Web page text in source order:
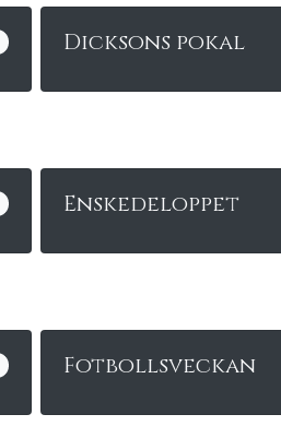
Dicksons pokal
Enskedeloppet
Fotbollsveckan